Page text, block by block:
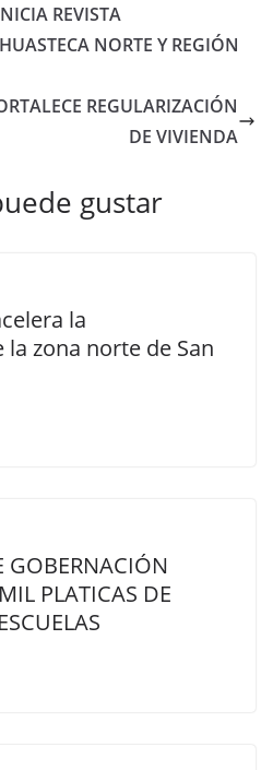
REVISTA
NORTE Y REGIÓN
REGULARIZACIÓN
DE VIVIENDA
gustar
la
zona norte de San
GOBERNACIÓN
PLATICAS DE